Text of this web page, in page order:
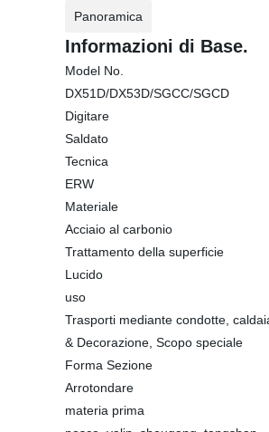
Panoramica
Informazioni di Base.
Model No.
DX51D/DX53D/SGCC/SGCD
Digitare
Saldato
Tecnica
ERW
Materiale
Acciaio al carbonio
Trattamento della superficie
Lucido
uso
Trasporti mediante condotte,
& Decorazione, Scopo speciale
Forma Sezione
Arrotondare
materia prima